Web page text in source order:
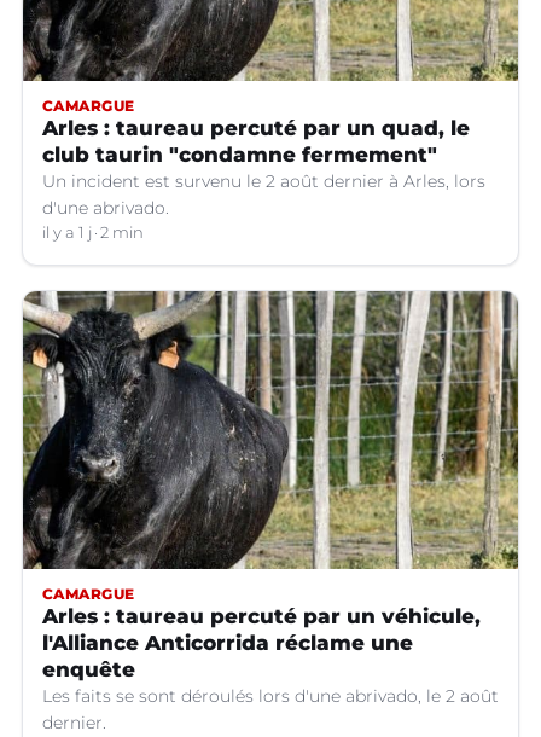
CAMARGUE
Arles : taureau percuté par un quad, le
club taurin "condamne fermement"
Un incident est survenu le 2 août dernier à Arles, lors
d'une abrivado.
il y a 1 j 2 min
CAMARGUE
Arles : taureau percuté par un véhicule,
l'Alliance Anticorrida réclame une
enquête
Les faits se sont déroulés lors d'une abrivado, le 2 août
dernier.